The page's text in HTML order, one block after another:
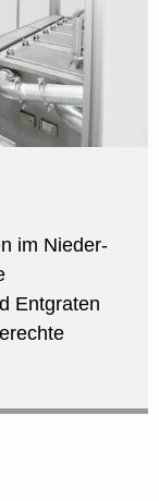
im Nieder-
Entgraten